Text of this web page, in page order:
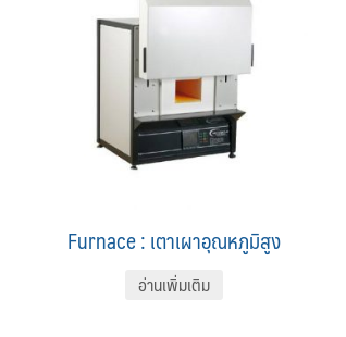
Furnace : เตาเผาอุณหภูมิสูง
อ่านเพิ่มเติม